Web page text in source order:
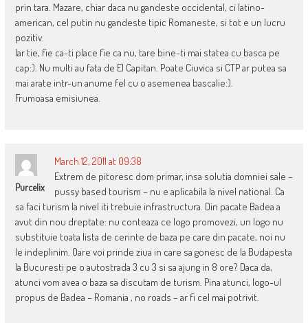
prin tara. Mazare, chiar daca nu gandeste occidental, ci latino-
american, cel putin nu gandeste tipic Romaneste, si tot e un lucru
pozitiv.
Iar tie, fie ca-ti place fie ca nu, tare bine-ti mai statea cu basca pe
cap:). Nu multi au fata de El Capitan. Poate Ciuvica si CTP ar putea sa
mai arate intr-un anume fel cu o asemenea bascalie:).
Frumoasa emisiunea.
Purcelix
March 12, 2011 at 09:38
Extrem de pitoresc dom primar, insa solutia domniei sale –
pussy based tourism – nu e aplicabila la nivel national. Ca
sa faci turism la nivel iti trebuie infrastructura. Din pacate Badea a
avut din nou dreptate: nu conteaza ce logo promovezi, un logo nu
substituie toata lista de cerinte de baza pe care din pacate, noi nu
le indeplinim. Oare voi prinde ziua in care sa gonesc de la Budapesta
la Bucuresti pe o autostrada 3 cu 3 si sa ajung in 8 ore? Daca da,
atunci vom avea o baza sa discutam de turism. Pina atunci, logo-ul
propus de Badea – Romania , no roads – ar fi cel mai potrivit.